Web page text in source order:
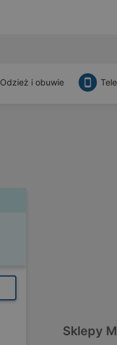
Odzież i obuwie
Sklepy